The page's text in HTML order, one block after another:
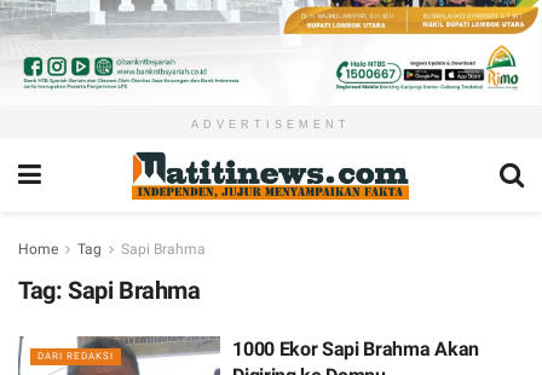
ADVERTISEMENT
Home Tag Sapi Brahma
Tag: Sapi Brahma
DARI REDAKSI
1000 Ekor Sapi Brahma Akan